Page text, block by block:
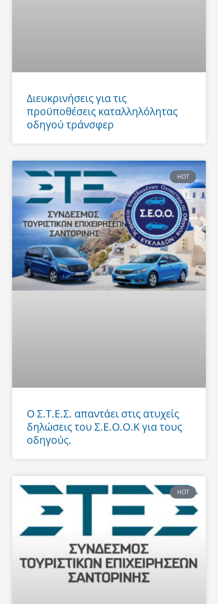
Διευκρινήσεις για τις
προϋποθέσεις καταλληλόλητας
οδηγού τράνσφερ
HOT
Ο Σ.Τ.Ε.Σ. απαντάει στις ατυχείς
δηλώσεις του Σ.Ε.Ο.Ο.Κ για τους
οδηγούς.
HOT